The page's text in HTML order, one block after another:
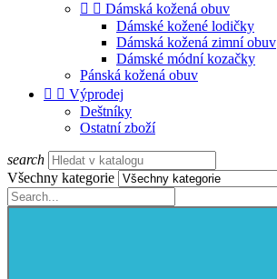
  Dámská kožená obuv
Dámské kožené lodičky
Dámská kožená zimní obuv
Dámské módní kozačky
Pánská kožená obuv
  Výprodej
Deštníky
Ostatní zboží
search
Všechny kategorie